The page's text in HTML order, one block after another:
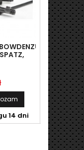
14 dni
ADLER

